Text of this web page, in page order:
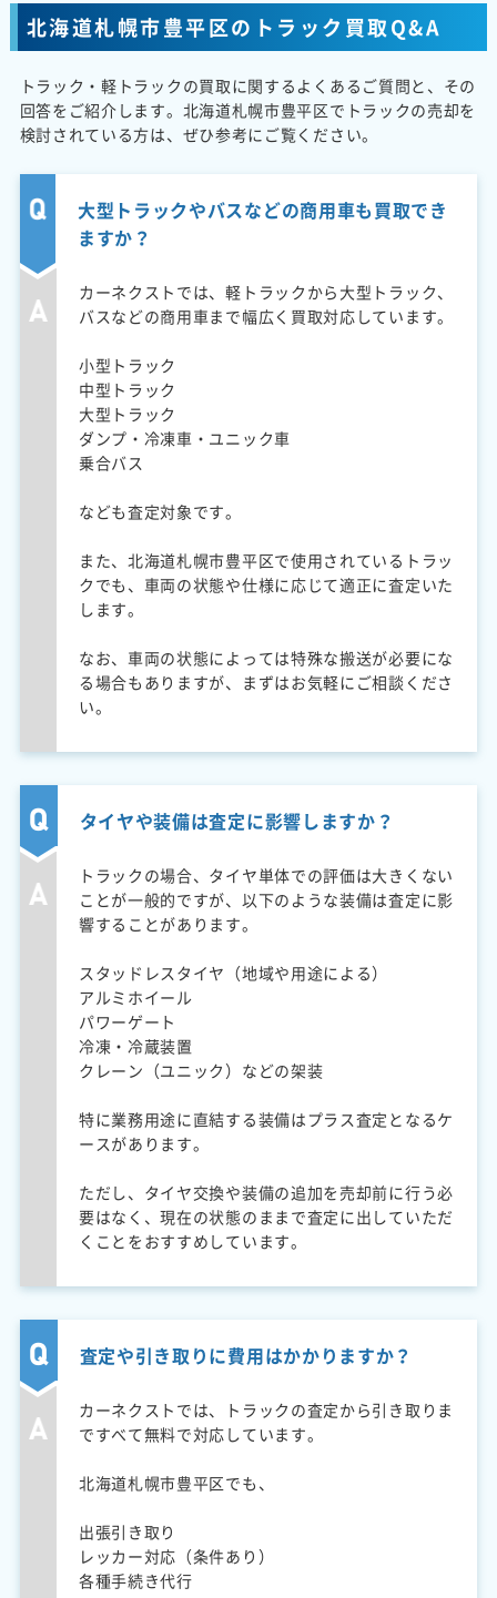
北海道札幌市豊平区のトラック買取Q&A
トラック・軽トラックの買取に関するよくあるご質問と、その
回答をご紹介します。北海道札幌市豊平区でトラックの売却を
検討されている方は、ぜひ参考にご覧ください。
大型トラックやバスなどの商用車も買取でき
ますか？
カーネクストでは、軽トラックから大型トラック、
バスなどの商用車まで幅広く買取対応しています。
小型トラック
中型トラック
大型トラック
ダンプ・冷凍車・ユニック車
乗合バス
なども査定対象です。
また、北海道札幌市豊平区で使用されているトラッ
クでも、車両の状態や仕様に応じて適正に査定いた
します。
なお、車両の状態によっては特殊な搬送が必要にな
る場合もありますが、まずはお気軽にご相談くださ
い。
タイヤや装備は査定に影響しますか？
トラックの場合、タイヤ単体での評価は大きくない
ことが一般的ですが、以下のような装備は査定に影
響することがあります。
スタッドレスタイヤ（地域や用途による）
アルミホイール
パワーゲート
冷凍・冷蔵装置
クレーン（ユニック）などの架装
特に業務用途に直結する装備はプラス査定となるケ
ースがあります。
ただし、タイヤ交換や装備の追加を売却前に行う必
要はなく、現在の状態のままで査定に出していただ
くことをおすすめしています。
査定や引き取りに費用はかかりますか？
カーネクストでは、トラックの査定から引き取りま
ですべて無料で対応しています。
北海道札幌市豊平区でも、
出張引き取り
レッカー対応（条件あり）
各種手続き代行